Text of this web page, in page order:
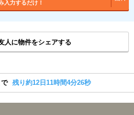
入力するだけ！
人に物件をシェアする
残り約12日11時間4分26秒